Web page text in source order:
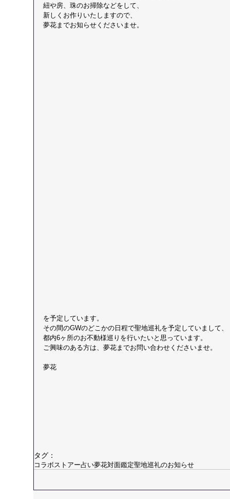
紐や房、珠のお掃除などをして、
新しくお作りいたしますので、
夢花までお知らせくださいませ。
を予定しています。
その間のGWのどこかの日程で聖地巡礼を予定していまして、
都内6ヶ所のお不動様巡りを行いたいと思っています。
ご興味のある方は、夢花までお問い合わせくださいませ。
夢花
タグ：
コラボストアー占い夢花対面鑑定聖地巡礼のお知らせ